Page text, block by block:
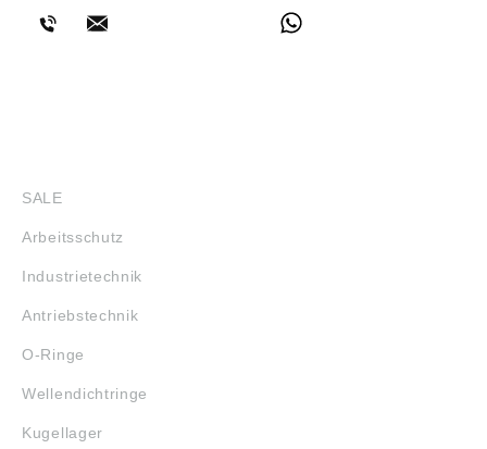
SALE
Arbeitsschutz
Industrietechnik
Antriebstechnik
O-Ringe
Wellendichtringe
Kugellager